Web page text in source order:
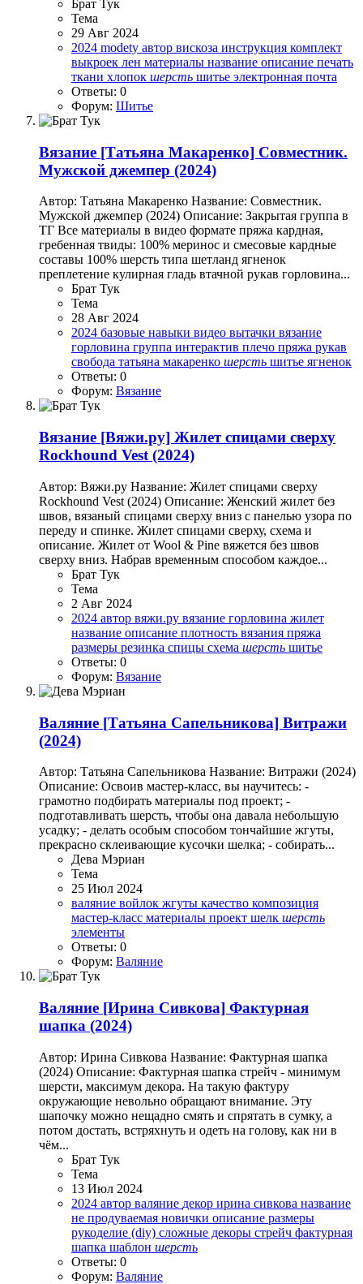
Брат Тук
Тема
29 Авг 2024
2024 modety автор вискоза инструкция комплект
выкроек лен материалы название описание печать
ткани хлопок шерсть шитье электронная почта
Ответы: 0
Форум: Шитье
Вязание [Татьяна Макаренко] Совместник.
Мужской джемпер (2024)
Автор: Татьяна Макаренко Название: Совместник.
Мужской джемпер (2024) Описание: Закрытая группа в
ТГ Все материалы в видео формате пряжа кардная,
гребенная твиды: 100% меринос и смесовые кардные
составы 100% шерсть типа шетланд ягненок
преплетение кулирная гладь втачной рукав горловина...
Брат Тук
Тема
28 Авг 2024
2024 базовые навыки видео вытачки вязание
горловина группа интерактив плечо пряжа рукав
свобода татьяна макаренко шерсть шитье ягненок
Ответы: 0
Форум: Вязание
Вязание [Вяжи.ру] Жилет спицами сверху
Rockhound Vest (2024)
Автор: Вяжи.ру Название: Жилет спицами сверху
Rockhound Vest (2024) Описание: Женский жилет без
швов, вязаный спицами сверху вниз с панелью узора по
переду и спинке. Жилет спицами сверху, схема и
описание. Жилет от Wool & Pine вяжется без швов
сверху вниз. Набрав временным способом каждое...
Брат Тук
Тема
2 Авг 2024
2024 автор вяжи.ру вязание горловина жилет
название описание плотность вязания пряжа
размеры резинка спицы схема шерсть шитье
Ответы: 0
Форум: Вязание
Валяние [Татьяна Сапельникова] Витражи
(2024)
Автор: Татьяна Сапельникова Название: Витражи (2024)
Описание: Освоив мастер-класс, вы научитесь: -
грамотно подбирать материалы под проект; -
подготавливать шерсть, чтобы она давала небольшую
усадку; - делать особым способом тончайшие жгуты,
прекрасно склеивающие кусочки шелка; - собирать...
Дева Мэриан
Тема
25 Июл 2024
валяние войлок жгуты качество композиция
мастер-класс материалы проект шелк шерсть
элементы
Ответы: 0
Форум: Валяние
Валяние [Ирина Сивкова] Фактурная
шапка (2024)
Автор: Ирина Сивкова Название: Фактурная шапка
(2024) Описание: Фактурная шапка стрейч - минимум
шерсти, максимум декора. На такую фактуру
окружающие невольно обращают внимание. Эту
шапочку можно нещадно смять и спрятать в сумку, а
потом достать, встряхнуть и одеть на голову, как ни в
чём...
Брат Тук
Тема
13 Июл 2024
2024 автор валяние декор ирина сивкова название
не продуваемая новички описание размеры
рукоделие (diy) сложные декоры стрейч фактурная
шапка шаблон шерсть
Ответы: 0
Форум: Валяние